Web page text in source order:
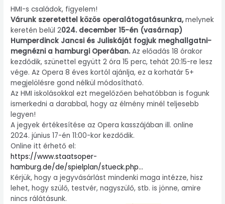
HMI-s családok, figyelem!
Várunk szeretettel közös operalátogatásunkra,melynek
keretén belül 2024. december 15-én (vasárnap)
Humperdinck Jancsi és Juliskáját fogjuk meghallgatni-
megnézni a hamburgi Operában. Az előadás 18 órakor
kezdődik, szünettel együtt 2 óra 15 perc, tehát 20:15-re lesz
vége. Az Opera 8 éves kortól ajánlja, ez a korhatár 5+
megjelölésre gond nélkül módosítható.
Az HMI iskolásokkal ezt megelőzően behatóbban is fogunk
ismerkedni a darabbal, hogy az élmény minél teljesebb
legyen!
A jegyek értékesítése az Opera kasszájában ill. online
2024. június 17-én 11:00-kor kezdődik.
Online itt érhető el:
https://www.staatsoper-
hamburg.de/de/spielplan/stueck.php…
Kérjük, hogy a jegyvásárlást mindenki maga intézze, hisz
lehet, hogy szülő, testvér, nagyszülő, stb. is jönne, amire
nincs rálátásunk.